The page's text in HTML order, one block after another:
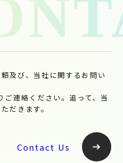
及び、当社に関するお問い
連絡ください。追って、当
だきます。
Contact Us